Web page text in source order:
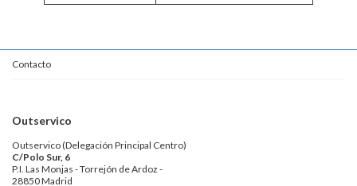
Contacto
Outservico
Outservico (Delegación Principal Centro)
C/Polo Sur, 6
P.I. Las Monjas - Torrejón de Ardoz -
28850 Madrid